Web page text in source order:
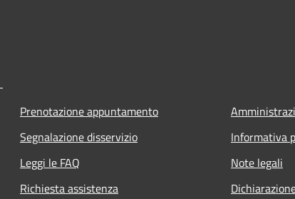
Prenotazione appuntamento
Segnalazione disservizio
Leggi le FAQ
Richiesta assistenza
Informativa
Note legali